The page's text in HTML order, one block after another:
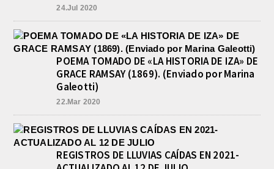
24.Jul 2020
POEMA TOMADO DE «LA HISTORIA DE IZA» DE
GRACE RAMSAY (1869). (Enviado por Marina
Galeotti)
22.Mar 2020
REGISTROS DE LLUVIAS CAÍDAS EN 2021-